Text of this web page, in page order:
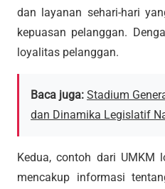
dan layanan sehari-hari
kepuasan pelanggan.
loyalitas pelanggan.
Baca juga: Stadium
dan Dinamika Legislatif
Kedua, contoh dari
mencakup informasi